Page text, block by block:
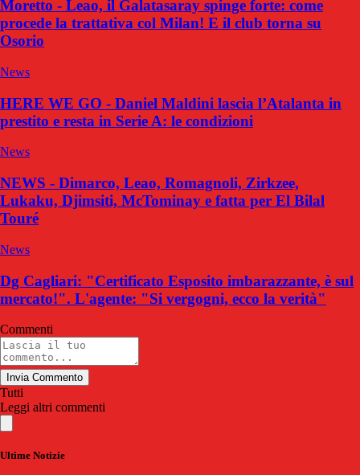
Moretto - Leao, il Galatasaray spinge forte: come
procede la trattativa col Milan! E il club torna su
Osorio
News
HERE WE GO - Daniel Maldini lascia l’Atalanta in
prestito e resta in Serie A: le condizioni
News
NEWS - Dimarco, Leao, Romagnoli, Zirkzee,
Lukaku, Djimsiti, McTominay e fatta per El Bilal
Touré
News
Dg Cagliari: "Certificato Esposito imbarazzante, è sul
mercato!". L'agente: "Si vergogni, ecco la verità"
Commenti
Invia Commento
Tutti
Leggi altri commenti
Ultime Notizie